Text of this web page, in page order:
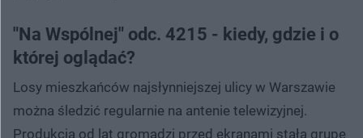
"Na Wspólnej" odc. 4215 - kiedy, gdzie i o
której oglądać?
Losy mieszkańców najsłynniejszej ulicy w Warszawie
można śledzić regularnie na antenie telewizyjnej.
Produkcja od lat gromadzi przed ekranami stałą grupę